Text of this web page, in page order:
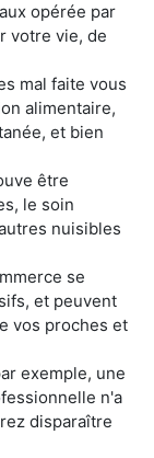
opérée par
votre vie, de
mal faite vous
alimentaire,
et bien
être
le soin
nuisibles
se
et peuvent
vos proches et
exemple, une
n'a
disparaître